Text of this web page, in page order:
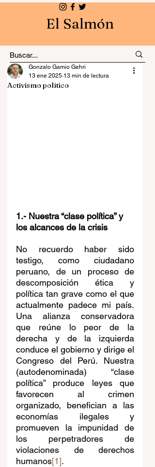
El Salmón
Activismo político
Gonzalo Gamio Gehri
13 ene 2025 13 min de lectura
1.- Nuestra “clase política” y
los alcances de la crisis
No recuerdo haber sido
testigo, como ciudadano
peruano, de un proceso de
descomposición ética y
política tan grave como el que
actualmente padece mi país.
Una alianza conservadora
que reúne lo peor de la
derecha y de la izquierda
conduce el gobierno y dirige el
Congreso del Perú. Nuestra
(autodenominada) “clase
política” produce leyes que
favorecen al crimen
organizado, benefician a las
economías ilegales y
promueven la impunidad de
los perpetradores de
violaciones de derechos
humanos[1].